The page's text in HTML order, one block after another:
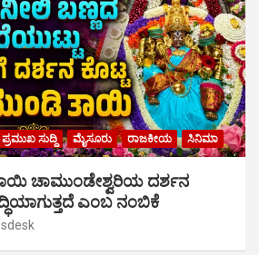
ಪ್ರಮುಖ ಸುದ್ದಿ ಮೈಸೂರು ರಾಜಕೀಯ ಸಿನಿಮಾ
ಚಾಮುಂಡೇಶ್ವರಿಯ ದರ್ಶನ
ಎಂಬ ನಂಬಿಕೆ